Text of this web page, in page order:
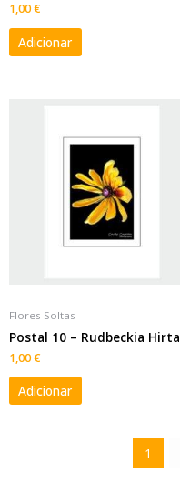
1,00€
Adicionar
Flores Soltas
Postal 10 – Rudbeckia Hirta
1,00€
Adicionar
1